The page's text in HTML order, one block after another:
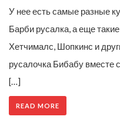
У нее есть самые разные
Барби русалка, а еще
Хетчималс, Шопкинс и
русалочка Бибабу вместе
[…]
READ MORE